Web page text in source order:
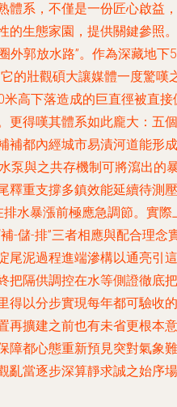
體系，不僅是一份匠心啟益，
的生態家園，提供關鍵參照。
外郭放水路”。作為深藏地下
的壯觀碩大讓媒體一度驚嘆
高下落造成的巨直徑被直接
更得嘆其體系如此龐大：五個
補都內經城市易漬河道能形成
泵與之共存機制可將瀉出的
釋重支撐多鎮效能延續待測壓
水暴漲前極應急調節。實際
-儲-排”三者相應與配合理念
尾泥過程進端滲構以通亮引這
把隔供調控在水等側證徹底把
得以分步實現每年都可驗收的
再擴建之前也有未省更根本意
障都心態重新預見突對氣象難
亂當逐步深算靜求誠之始序場